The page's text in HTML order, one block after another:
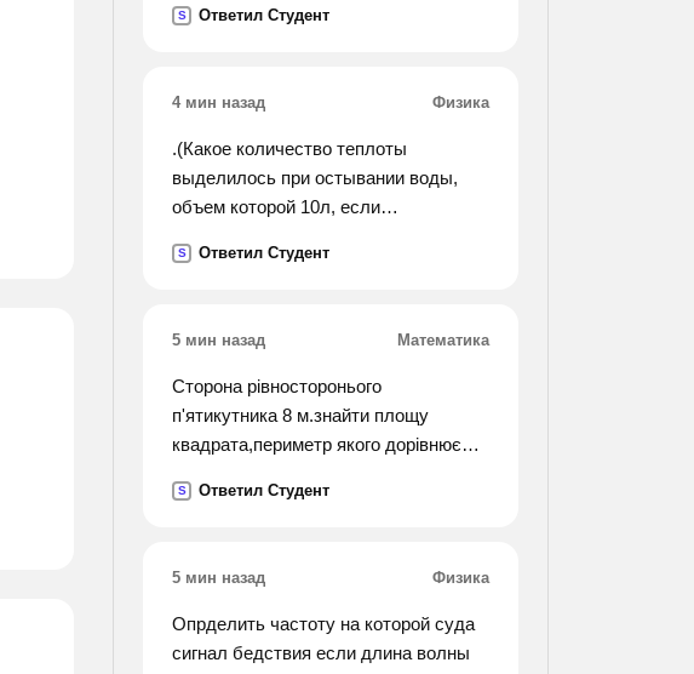
S Ответил Студент
4 мин назад Физика
.(Какое количество теплоты
выделилось при остывании воды,
объем которой 10л, если
с (градусов)?).
S Ответил Студент
5 мин назад Математика
Сторона рівносторонього
п'ятикутника 8 м.знайти площу
квадрата,периметр якого дорівнює
S Ответил Студент
5 мин назад Физика
Опрделить частоту на которой суда
сигнал бедствия если длина волны